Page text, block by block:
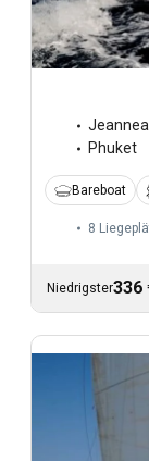
Phuket
Bareboat
8
Niedrigster336